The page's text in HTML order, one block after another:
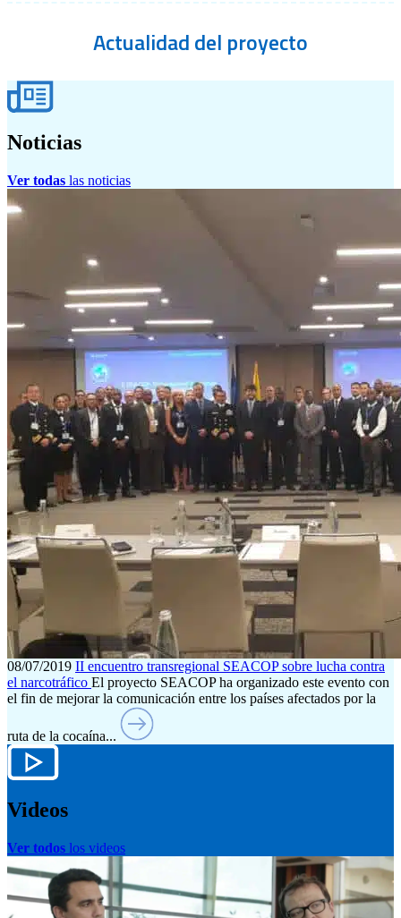
Actualidaddel proyecto
Noticias
Ver todas las noticias
08/07/2019 II encuentro transregional SEACOP sobre lucha contra
el narcotráfico El proyecto SEACOP ha organizado este evento con
el fin de mejorar la comunicación entre los países afectados por la
ruta de la cocaína...
Videos
Ver todos los videos